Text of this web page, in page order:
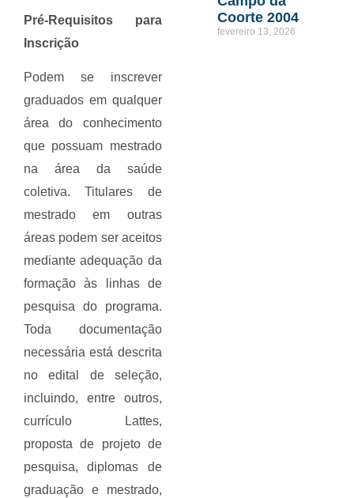
Pré-Requisitos para
Inscrição
Podem se inscrever
graduados em qualquer
área do conhecimento
que possuam mestrado
na área da saúde
coletiva. Titulares de
mestrado em outras
áreas podem ser aceitos
mediante adequação da
formação às linhas de
pesquisa do programa.
Toda documentação
necessária está descrita
no edital de seleção,
incluindo, entre outros,
currículo Lattes,
proposta de projeto de
pesquisa, diplomas de
graduação e mestrado,
Coorte 2004
fevereiro 13, 2026